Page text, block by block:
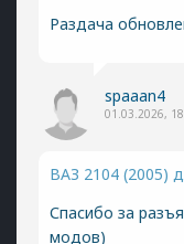
Раздача
spaaan4
01.03.2026,
ВАЗ 2104 (2005)
Спасибо за
модов)